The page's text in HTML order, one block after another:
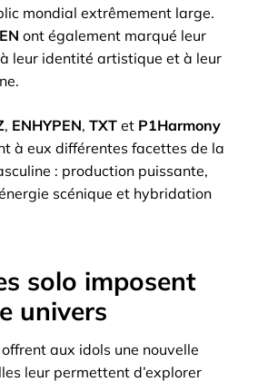
mondial extrêmement large.
ont également marqué leur
leur identité artistique et à leur
, ENHYPEN, TXT et P1Harmony
à eux différentes facettes de la
: production puissante,
scénique et hybridation
solo imposent
univers
aux idols une nouvelle
leur permettent d’explorer